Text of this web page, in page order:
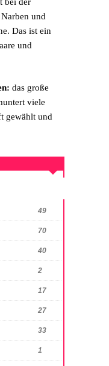
und
Das ist ein
und
das große
viele
gewählt und
49
70
40
2
17
27
33
1